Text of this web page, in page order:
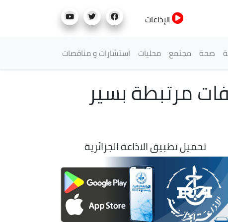
الإذاعات
صحة مجتمع محليات استشارات و مناقصات
مرتبطة بسير
تحميل تطبيق الاذاعة الجزائرية